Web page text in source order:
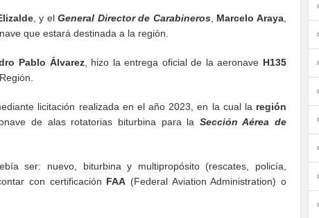
, y elGeneral Director de Carabineros, Marcelo Araya,
que estará destinada a la región.
Pablo Álvarez, hizo la entrega oficial de la aeronave H135
licitación realizada en el año 2023, en la cual la región
de alas rotatorias biturbina para la Sección Aérea de
ser: nuevo, biturbina y multipropósito (rescates, policía,
con certificación FAA (Federal Aviation Administration) o